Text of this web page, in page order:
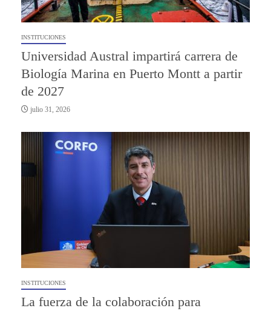
INSTITUCIONES
Universidad Austral impartirá carrera de
Biología Marina en Puerto Montt a partir
de 2027
julio 31, 2026
INSTITUCIONES
La fuerza de la colaboración para